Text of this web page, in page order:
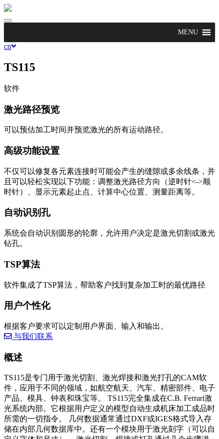
Toggle
MENU
cn
TS115
软件
激光路径预览
可以预估加工时间并预览激光的所有运动路径。
高级功能设置
不仅可以修复各元素连接时可能会产生的缝隙或多余线条，并
且可以轻松实现以下功能：调整激光路径方向（逆时针<->顺
时针）、显示元素起止点、计算中心位置、测量距离等。
自动识别孔
系统会自动识别圆形的轮廓，允许用户决定是激光切割或激光
钻孔。
TSP算法
软件集成了TSP算法，帮助客户找到复杂加工时的最优路径
用户个性化
根据客户要求可以定制用户界面、输入和输出。
与我们联系
概述
TS115是专门用于激光切割、激光焊接和激光打孔的CAM软
件，应用于不同的领域，如航空航天、汽车、精密部件、电子
产品、模具、钟表和珠宝等。 TS115完全集成在C.B. Ferrari激
光系统内部。它根据用户定义的模型自动生成机床加工成品时
所需的一切指令。 几何数据通常通过DXF或IGES格式导入存
储在内部几何数据库中。还有一个模块用于激光刻字（可以自